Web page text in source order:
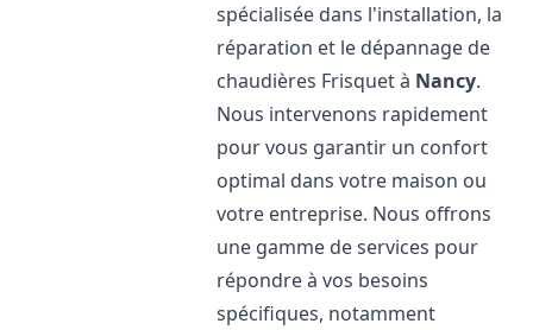
spécialisée dans l'installation, la
réparation et le dépannage de
chaudières Frisquet à Nancy.
Nous intervenons rapidement
pour vous garantir un confort
optimal dans votre maison ou
votre entreprise. Nous offrons
une gamme de services pour
répondre à vos besoins
spécifiques, notamment